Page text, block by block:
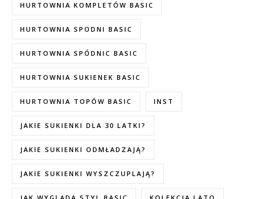
HURTOWNIA KOMPLETÓW BASIC
HURTOWNIA SPODNI BASIC
HURTOWNIA SPÓDNIC BASIC
HURTOWNIA SUKIENEK BASIC
HURTOWNIA TOPÓW BASIC INST
JAKIE SUKIENKI DLA 30 LATKI?
JAKIE SUKIENKI ODMŁADZAJĄ?
JAKIE SUKIENKI WYSZCZUPLAJĄ?